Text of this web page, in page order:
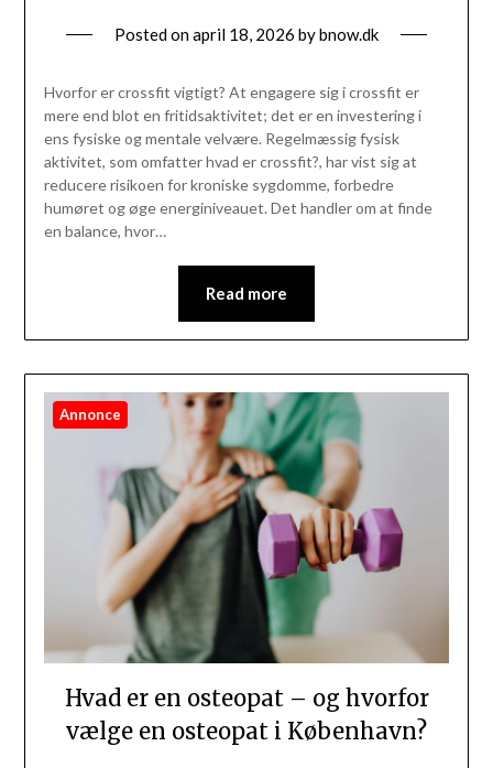
Posted onapril 18, 2026 bybnow.dk
Hvorfor er crossfit vigtigt? At engagere sig i crossfit er
mere end blot en fritidsaktivitet; det er en investering i
ens fysiske og mentale velvære. Regelmæssig fysisk
aktivitet, som omfatter hvad er crossfit?, har vist sig at
reducere risikoen for kroniske sygdomme, forbedre
humøret og øge energiniveauet. Det handler om at finde
en balance, hvor…
Read more
Annonce
Hvad er en osteopat – og hvorfor
vælge en osteopat i København?